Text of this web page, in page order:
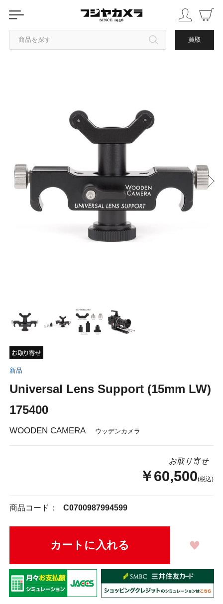
商品を探す 買取
新品
Universal Lens Support (15mm LW)
175400
WOODEN CAMERA ウッデンカメラ
お取り寄せ
￥60,500(税込)
商品コード： C0700987994599